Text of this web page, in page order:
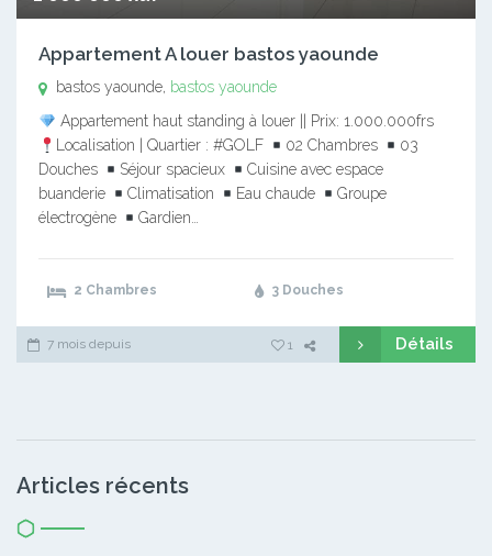
Appartement A louer bastos yaounde
bastos yaounde, bastos yaounde
Appartement haut standing à louer || Prix: 1.000.000frs
Localisation | Quartier : #GOLF
02 Chambres
03
Douches
Séjour spacieux
Cuisine avec espace
buanderie
Climatisation Eau chaude
Groupe
électrogène
Gardien…
2 Chambres 3 Douches
7 mois depuis 1 Détails
Articles récents